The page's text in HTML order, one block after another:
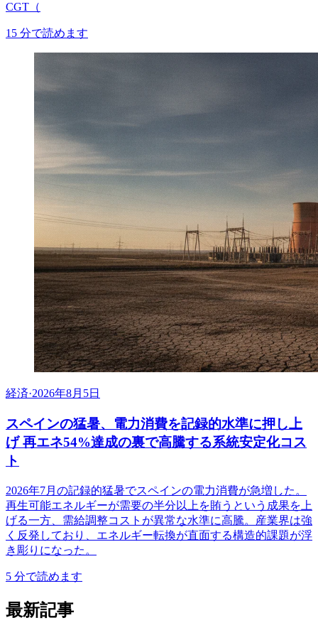
CGT（
15 分で読めます
経済·2026年8月5日
スペインの猛暑、電力消費を記録的水準に押し上
げ 再エネ54%達成の裏で高騰する系統安定化コス
ト
2026年7月の記録的猛暑でスペインの電力消費が急増した。
再生可能エネルギーが需要の半分以上を賄うという成果を上
げる一方、需給調整コストが異常な水準に高騰。産業界は強
く反発しており、エネルギー転換が直面する構造的課題が浮
き彫りになった。
5 分で読めます
最新記事